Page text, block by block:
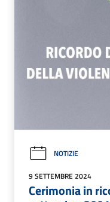
NOTIZIE
9 SETTEMBRE 2024
Cerimonia in